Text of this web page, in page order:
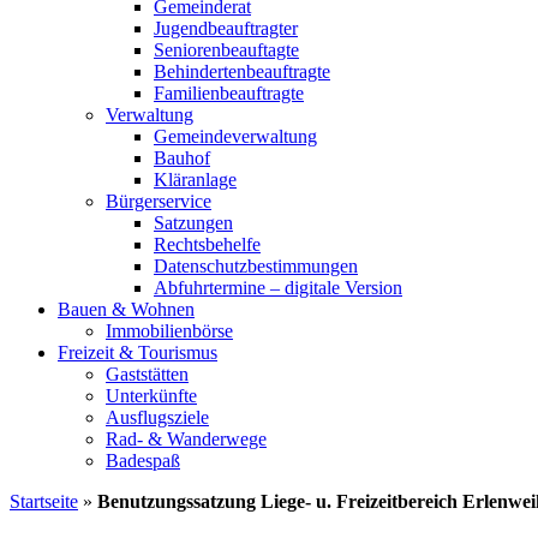
Gemeinderat
Jugendbeauftragter
Seniorenbeauftagte
Behindertenbeauftragte
Familienbeauftragte
Verwaltung
Gemeindeverwaltung
Bauhof
Kläranlage
Bürgerservice
Satzungen
Rechtsbehelfe
Datenschutzbestimmungen
Abfuhrtermine – digitale Version
Bauen & Wohnen
Immobilienbörse
Freizeit & Tourismus
Gaststätten
Unterkünfte
Ausflugsziele
Rad- & Wanderwege
Badespaß
Startseite » Benutzungssatzung Liege- u. Freizeitbereich